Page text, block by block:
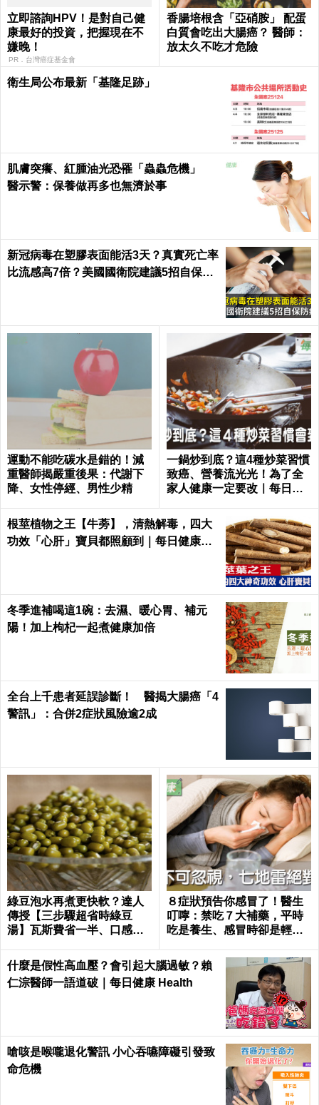
立即諮詢HPV！是對自己健
康最好的投資，把握現在不
嫌晚！
PR．台灣癌症基金會
香腸培根含「亞硝胺」 配蛋
白質會吃出大腸癌？ 醫師：
放太久不吃才危險
衛生局公布最新「基隆足跡」
肌膚突癢、紅腫油光恐罹「蟲蟲危機」
醫示警：保養做再多也無濟於事
新冠病毒在塑膠表面能活3天？真實死亡率
比流感高7倍？美國國衛院建議5招自保防
運動不能吃碳水是錯的！減
重醫師揭嚴重後果：代謝下
降、女性停經、男性少精
一鍋炒到底？這4種炒菜習慣
致癌、營養流光光！為了全
家人健康一定要改｜每日健
根莖植物之王【牛蒡】，清熱解毒，四大
功效「心肝」寶貝都照顧到｜每日健康He
冬季進補喝這1碗：去濕、暖心胃、補元
陽！加上枸杞一起煮健康加倍
全台上千患者延誤診斷！ 醫揭大腸癌「4
警訊」：合併2症狀風險逾2成
綠豆泡水再煮更快軟？達人
傳授【三步驟超省時綠豆
湯】瓦斯費省一半、口感更
８症狀預告你感冒了！醫生
叮嚀：禁吃７大補藥，平時
吃是養生、感冒時卻是輕生
什麼是假性高血壓？會引起大腦過敏？賴
仁淙醫師一語道破｜每日健康 Health
嗆咳是喉嚨退化警訊 小心吞嚥障礙引發致
命危機